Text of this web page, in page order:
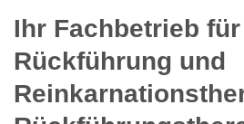
Ihr Fachbetrieb für
Rückführung und